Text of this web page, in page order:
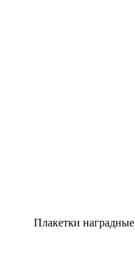
Плакетки наградные